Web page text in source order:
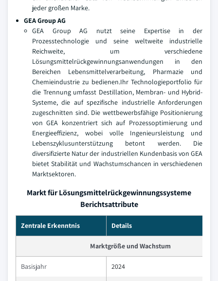
jeder großen Marke.
GEA Group AG
GEA Group AG nutzt seine Expertise in der
Prozesstechnologie und seine weltweite industrielle
Reichweite, um verschiedene
Lösungsmittelrückgewinnungsanwendungen in den
Bereichen Lebensmittelverarbeitung, Pharmazie und
Chemieindustrie zu bedienen.Ihr Technologieportfolio für
die Trennung umfasst Destillation, Membran- und Hybrid-
Systeme, die auf spezifische industrielle Anforderungen
zugeschnitten sind. Die wettbewerbsfähige Positionierung
von GEA konzentriert sich auf Prozessoptimierung und
Energieeffizienz, wobei volle Ingenieursleistung und
Lebenszyklusunterstützung betont werden. Die
diversifizierte Natur der industriellen Kundenbasis von GEA
bietet Stabilität und Wachstumschancen in verschiedenen
Marktsektoren.
Markt für Lösungsmittelrückgewinnungssysteme
Berichtsattribute
Zentrale Erkenntnis Details
Marktgröße und Wachstum
Basisjahr 2024